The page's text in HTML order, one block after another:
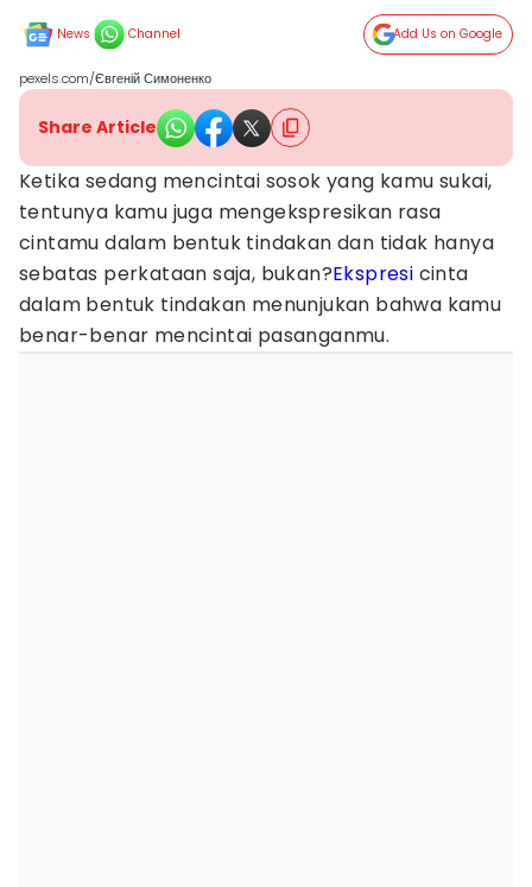
News Channel Add Us on Google
pexels.com/Євгеній Симоненко
Share Article
Ketika sedang mencintai sosok yang kamu sukai,
tentunya kamu juga mengekspresikan rasa
cintamu dalam bentuk tindakan dan tidak hanya
sebatas perkataan saja, bukan?Ekspresi cinta
dalam bentuk tindakan menunjukan bahwa kamu
benar-benar mencintai pasanganmu.